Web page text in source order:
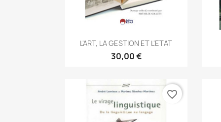
Aperçu rapide
L'ART, LA GESTION ET L'ETAT
30,00 €
favorite_border